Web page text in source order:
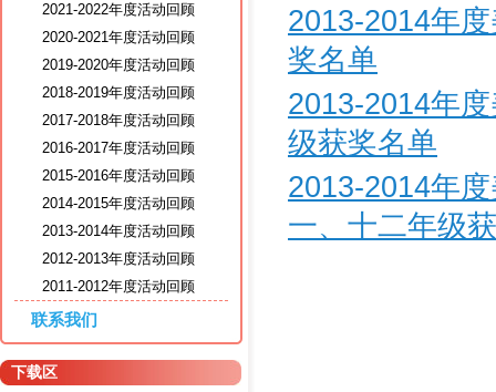
2021-2022年度活动回顾
2020-2021年度活动回顾
2019-2020年度活动回顾
2018-2019年度活动回顾
2017-2018年度活动回顾
2016-2017年度活动回顾
2015-2016年度活动回顾
2014-2015年度活动回顾
2013-2014年度活动回顾
2012-2013年度活动回顾
2011-2012年度活动回顾
联系我们
下载区
2013-2014年
奖名单
2013-2014年
级获奖名单
2013-2014年
一、十二年级